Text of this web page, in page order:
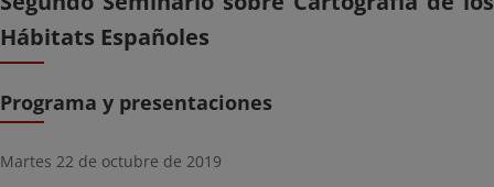
Hábitats Españoles
Programa y presentaciones
Martes 22 de octubre de 2019